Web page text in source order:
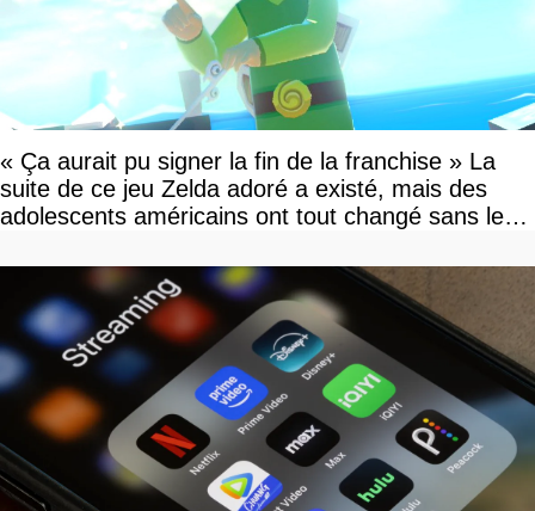
« Ça aurait pu signer la fin de la franchise » La
suite de ce jeu Zelda adoré a existé, mais des
adolescents américains ont tout changé sans le